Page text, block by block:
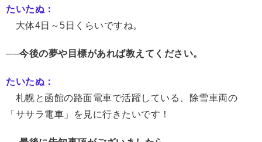
たいたぬ：
大体4日～5日くらいですね。
──今後の夢や目標があれば教えてください。
たいたぬ：
札幌と函館の路面電車で活躍している、除雪車両の
「ササラ電車」を見に行きたいです！